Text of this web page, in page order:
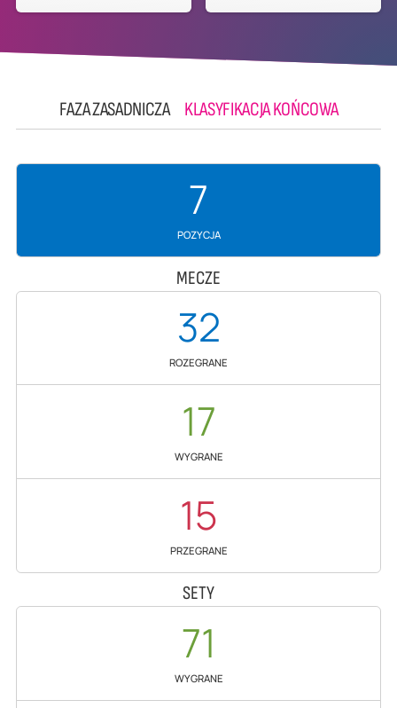
FAZA ZASADNICZA KLASYFIKACJA KOŃCOWA
7
POZYCJA
MECZE
32
ROZEGRANE
17
WYGRANE
15
PRZEGRANE
SETY
71
WYGRANE